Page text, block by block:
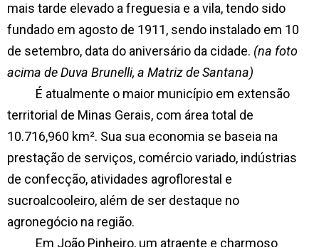
mais tarde elevado a freguesia e a vila, tendo sido
fundado em agosto de 1911, sendo instalado em 10
de setembro, data do aniversário da cidade. (na foto
acima de Duva Brunelli, a Matriz de Santana)
É atualmente o maior município em extensão
territorial de Minas Gerais, com área total de
10.716,960 km². Sua sua economia se baseia na
prestação de serviços, comércio variado, indústrias
de confecção, atividades agroflorestal e
sucroalcooleiro, além de ser destaque no
agronegócio na região.
Em João Pinheiro, um atraente e charmoso